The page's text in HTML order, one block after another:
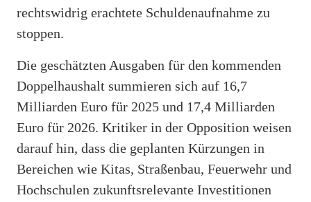
rechtswidrig erachtete Schuldenaufnahme zu
stoppen.
Die geschätzten Ausgaben für den kommenden
Doppelhaushalt summieren sich auf 16,7
Milliarden Euro für 2025 und 17,4 Milliarden
Euro für 2026. Kritiker in der Opposition weisen
darauf hin, dass die geplanten Kürzungen in
Bereichen wie Kitas, Straßenbau, Feuerwehr und
Hochschulen zukunftsrelevante Investitionen